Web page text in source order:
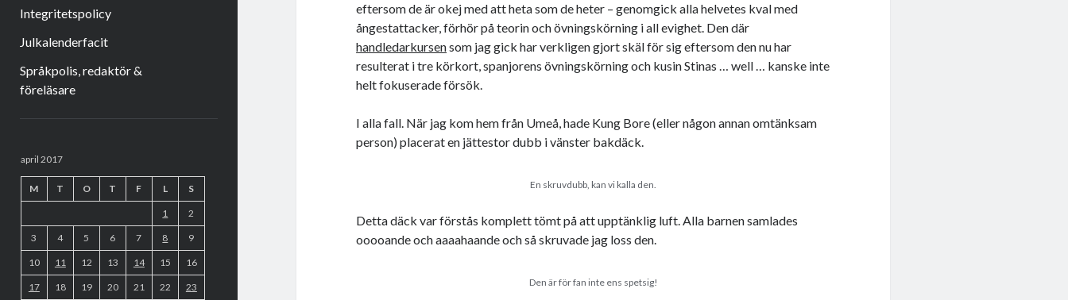
Integritetspolicy
Julkalenderfacit
Språkpolis, redaktör &
föreläsare
april 2017
M T O T F L S
1 2
3 4 5 6 7 8 9
10 11 12 13 14 15 16
17 18 19 20 21 22 23
eftersom de är okej med att heta som de heter – genomgick alla helvetes kval med
ångestattacker, förhör på teorin och övningskörning i all evighet. Den där
handledarkursensom jag gick har verkligen gjort skäl för sig eftersom den nu har
resulterat i tre körkort, spanjorens övningskörning och kusin Stinas … well … kanske inte
helt fokuserade försök.
I alla fall. När jag kom hem från Umeå, hade Kung Bore (eller någon annan omtänksam
person) placerat en jättestor dubb i vänster bakdäck.
En skruvdubb, kan vi kalla den.
Detta däck var förstås komplett tömt på att upptänklig luft. Alla barnen samlades
ooooande och aaaahaande och så skruvade jag loss den.
Den är för fan inte ens spetsig!